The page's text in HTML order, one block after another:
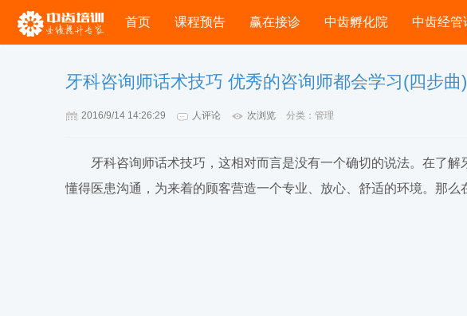
首页 课程预告 赢在接诊 中齿孵化院 中齿经管
牙科咨询师话术技巧 优秀的咨询师都会学习(四步曲)
2016/9/14 14:26:29 人评论 次浏览 分类：管理
牙科咨询师话术技巧，这相对而言是没有一个确切的说法。在了解
懂得医患沟通，为来着的顾客营造一个专业、放心、舒适的环境。那么